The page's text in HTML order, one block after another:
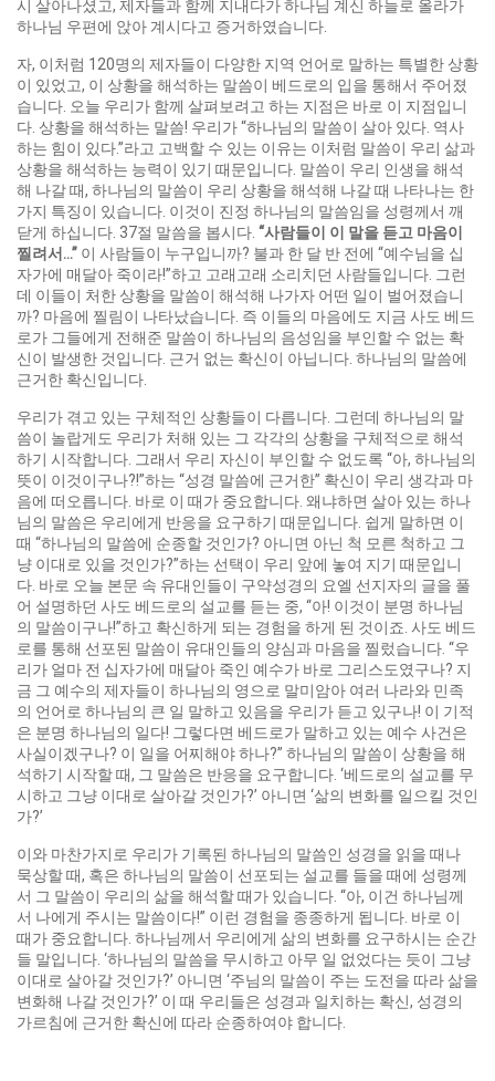
시 살아나셨고, 제자들과 함께 지내다가 하나님 계신 하늘로 올라가
하나님 우편에 앉아 계시다고 증거하였습니다.
자, 이처럼 120명의 제자들이 다양한 지역 언어로 말하는 특별한 상황
이 있었고, 이 상황을 해석하는 말씀이 베드로의 입을 통해서 주어졌
습니다. 오늘 우리가 함께 살펴보려고 하는 지점은 바로 이 지점입니
다. 상황을 해석하는 말씀! 우리가 “하나님의 말씀이 살아 있다. 역사
하는 힘이 있다.”라고 고백할 수 있는 이유는 이처럼 말씀이 우리 삶과
상황을 해석하는 능력이 있기 때문입니다. 말씀이 우리 인생을 해석
해 나갈 때, 하나님의 말씀이 우리 상황을 해석해 나갈 때 나타나는 한
가지 특징이 있습니다. 이것이 진정 하나님의 말씀임을 성령께서 깨
닫게 하십니다. 37절 말씀을 봅시다. “사람들이 이 말을 듣고 마음이
찔려서 …” 이 사람들이 누구입니까? 불과 한 달 반 전에 “예수님을 십
자가에 매달아 죽이라!”하고 고래고래 소리치던 사람들입니다. 그런
데 이들이 처한 상황을 말씀이 해석해 나가자 어떤 일이 벌어졌습니
까? 마음에 찔림이 나타났습니다. 즉 이들의 마음에도 지금 사도 베드
로가 그들에게 전해준 말씀이 하나님의 음성임을 부인할 수 없는 확
신이 발생한 것입니다. 근거 없는 확신이 아닙니다. 하나님의 말씀에
근거한 확신입니다.
우리가 겪고 있는 구체적인 상황들이 다릅니다. 그런데 하나님의 말
씀이 놀랍게도 우리가 처해 있는 그 각각의 상황을 구체적으로 해석
하기 시작합니다. 그래서 우리 자신이 부인할 수 없도록 “아, 하나님의
뜻이 이것이구나?!”하는 “성경 말씀에 근거한” 확신이 우리 생각과 마
음에 떠오릅니다. 바로 이 때가 중요합니다. 왜냐하면 살아 있는 하나
님의 말씀은 우리에게 반응을 요구하기 때문입니다. 쉽게 말하면 이
때 “하나님의 말씀에 순종할 것인가? 아니면 아닌 척 모른 척하고 그
냥 이대로 있을 것인가?”하는 선택이 우리 앞에 놓여 지기 때문입니
다. 바로 오늘 본문 속 유대인들이 구약성경의 요엘 선지자의 글을 풀
어 설명하던 사도 베드로의 설교를 듣는 중, “아! 이것이 분명 하나님
의 말씀이구나!”하고 확신하게 되는 경험을 하게 된 것이죠. 사도 베드
로를 통해 선포된 말씀이 유대인들의 양심과 마음을 찔렀습니다. “우
리가 얼마 전 십자가에 매달아 죽인 예수가 바로 그리스도였구나? 지
금 그 예수의 제자들이 하나님의 영으로 말미암아 여러 나라와 민족
의 언어로 하나님의 큰 일 말하고 있음을 우리가 듣고 있구나! 이 기적
은 분명 하나님의 일다! 그렇다면 베드로가 말하고 있는 예수 사건은
사실이겠구나? 이 일을 어찌해야 하나?” 하나님의 말씀이 상황을 해
석하기 시작할 때, 그 말씀은 반응을 요구합니다. ‘베드로의 설교를 무
시하고 그냥 이대로 살아갈 것인가?’ 아니면 ‘삶의 변화를 일으킬 것인
가?’
이와 마찬가지로 우리가 기록된 하나님의 말씀인 성경을 읽을 때나
묵상할 때, 혹은 하나님의 말씀이 선포되는 설교를 들을 때에 성령께
서 그 말씀이 우리의 삶을 해석할 때가 있습니다. “아, 이건 하나님께
서 나에게 주시는 말씀이다!” 이런 경험을 종종하게 됩니다. 바로 이
때가 중요합니다. 하나님께서 우리에게 삶의 변화를 요구하시는 순간
들 말입니다. ‘하나님의 말씀을 무시하고 아무 일 없었다는 듯이 그냥
이대로 살아갈 것인가?’ 아니면 ‘주님의 말씀이 주는 도전을 따라 삶을
변화해 나갈 것인가?’ 이 때 우리들은 성경과 일치하는 확신, 성경의
가르침에 근거한 확신에 따라 순종하여야 합니다.